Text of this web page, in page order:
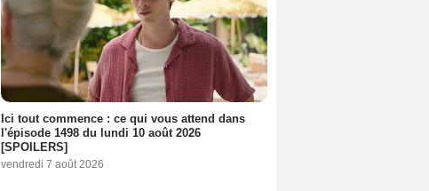
Ici tout commence : ce qui vous attend dans
l'épisode 1498 du lundi 10 août 2026
[SPOILERS]
vendredi 7 août 2026